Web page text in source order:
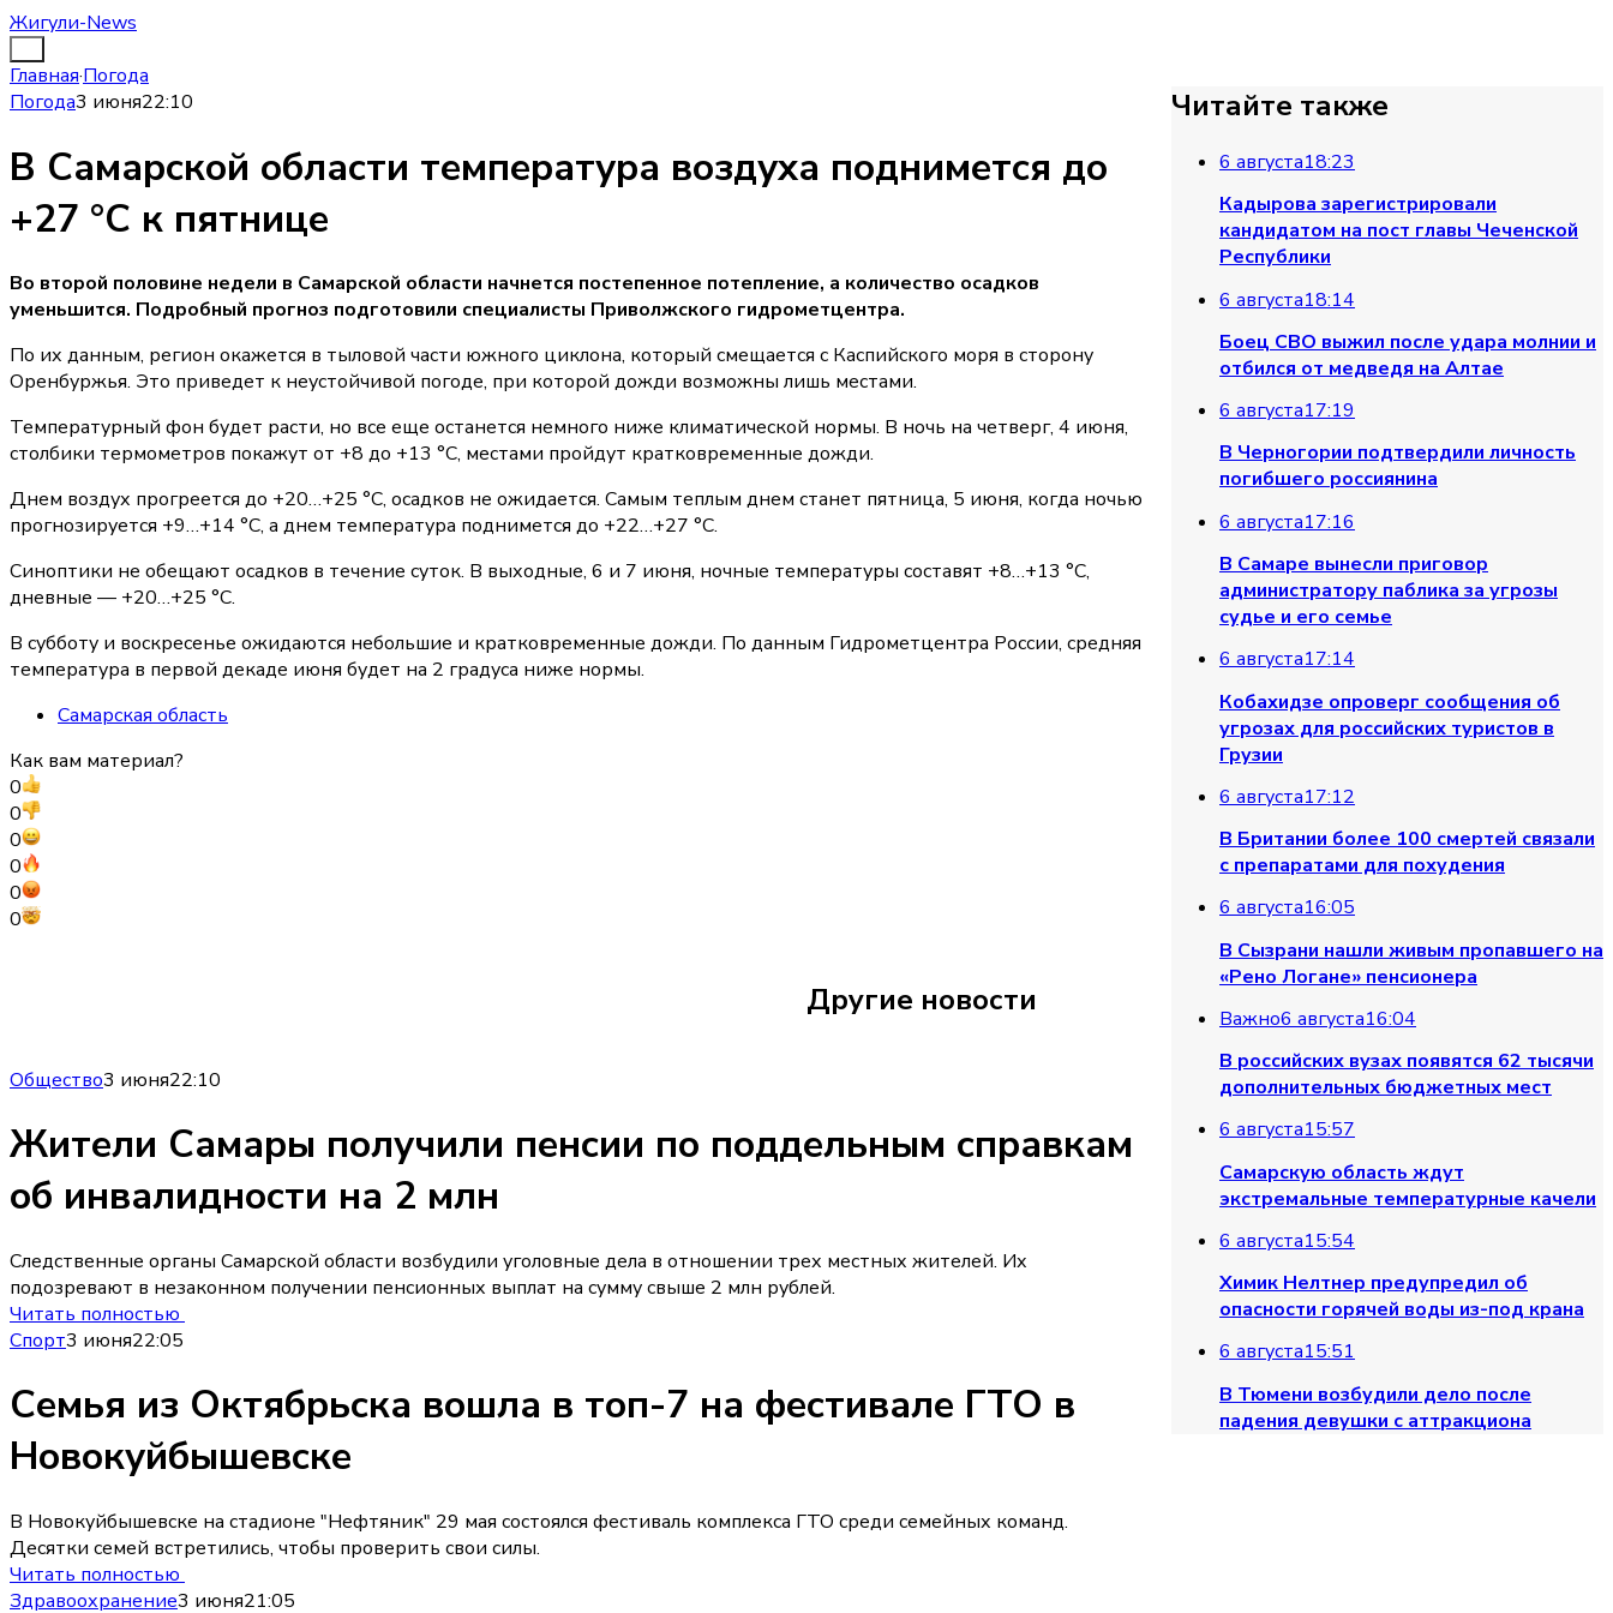
Жигули-News
Главная·Погода
Погода3 июня22:10
В Самарской области температура воздуха поднимется до
+27 °C к пятнице
Во второй половине недели в Самарской области начнется постепенное потепление, а количество осадков
уменьшится. Подробный прогноз подготовили специалисты Приволжского гидрометцентра.
По их данным, регион окажется в тыловой части южного циклона, который смещается с Каспийского моря в сторону
Оренбуржья. Это приведет к неустойчивой погоде, при которой дожди возможны лишь местами.
Температурный фон будет расти, но все еще останется немного ниже климатической нормы. В ночь на четверг, 4 июня,
столбики термометров покажут от +8 до +13 °C, местами пройдут кратковременные дожди.
Днем воздух прогреется до +20…+25 °C, осадков не ожидается. Самым теплым днем станет пятница, 5 июня, когда ночью
прогнозируется +9…+14 °C, а днем температура поднимется до +22…+27 °C.
Синоптики не обещают осадков в течение суток. В выходные, 6 и 7 июня, ночные температуры составят +8…+13 °C,
дневные — +20…+25 °C.
В субботу и воскресенье ожидаются небольшие и кратковременные дожди. По данным Гидрометцентра России, средняя
температура в первой декаде июня будет на 2 градуса ниже нормы.
Самарская область
Как вам материал?
0
0
0
0
0
0
Читайте также
6 августа18:23
Кадырова зарегистрировали
кандидатом на пост главы Чеченской
Республики
6 августа18:14
Боец СВО выжил после удара молнии и
отбился от медведя на Алтае
6 августа17:19
В Черногории подтвердили личность
погибшего россиянина
6 августа17:16
В Самаре вынесли приговор
администратору паблика за угрозы
судье и его семье
6 августа17:14
Кобахидзе опроверг сообщения об
угрозах для российских туристов в
Грузии
6 августа17:12
В Британии более 100 смертей связали
с препаратами для похудения
6 августа16:05
В Сызрани нашли живым пропавшего на
«Рено Логане» пенсионера
Важно6 августа16:04
В российских вузах появятся 62 тысячи
дополнительных бюджетных мест
6 августа15:57
Самарскую область ждут
экстремальные температурные качели
6 августа15:54
Химик Нелтнер предупредил об
опасности горячей воды из-под крана
6 августа15:51
В Тюмени возбудили дело после
падения девушки с аттракциона
Другие новости
Дожди в Самарской области будут идти почти до
Общество3 июня22:10
Жители Самары получили пенсии по поддельным справкам
об инвалидности на 2 млн
Следственные органы Самарской области возбудили уголовные дела в отношении трех местных жителей. Их
подозревают в незаконном получении пенсионных выплат на сумму свыше 2 млн рублей.
Читать полностью
Спорт3 июня22:05
Семья из Октябрьска вошла в топ-7 на фестивале ГТО в
Новокуйбышевске
В Новокуйбышевске на стадионе "Нефтяник" 29 мая состоялся фестиваль комплекса ГТО среди семейных команд.
Десятки семей встретились, чтобы проверить свои силы.
Читать полностью
Здравоохранение3 июня21:05